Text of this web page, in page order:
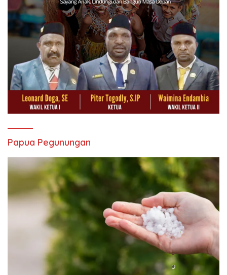
Papua Pegunungan